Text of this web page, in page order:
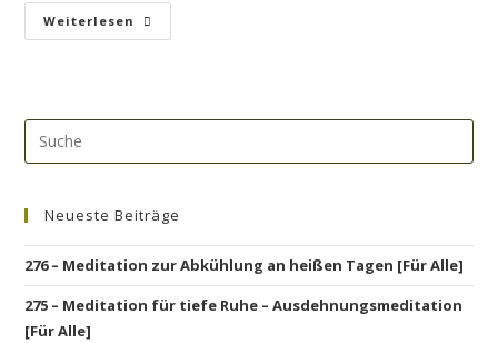
Weiterlesen
Neueste Beiträge
276 – Meditation zur Abkühlung an heißen Tagen [Für Alle]
275 – Meditation für tiefe Ruhe – Ausdehnungsmeditation
[Für Alle]